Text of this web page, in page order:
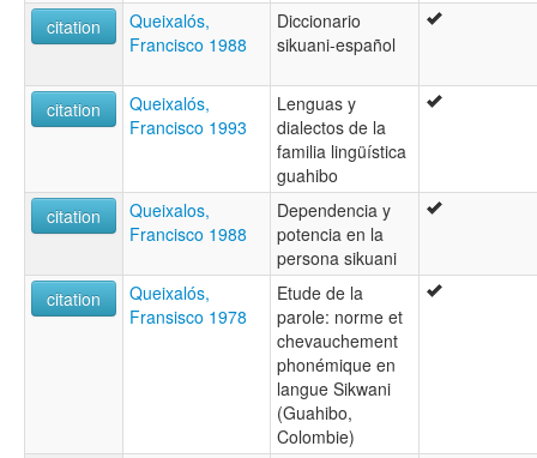
citation
Queixalós,
Francisco 1988
Diccionario
sikuani-español
citation
Queixalós,
Francisco 1993
Lenguas y
dialectos de la
familia lingüística
guahibo
citation
Queixalos,
Francisco 1988
Dependencia y
potencia en la
persona sikuani
citation
Queixalós,
Fransisco 1978
Etude de la
parole: norme et
chevauchement
phonémique en
langue Sikwani
(Guahibo,
Colombie)